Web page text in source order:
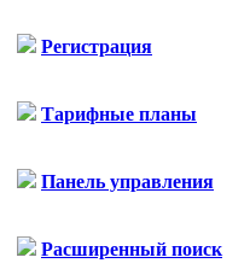
Регистрация
Тарифные планы
Панель управления
Расширенный поиск